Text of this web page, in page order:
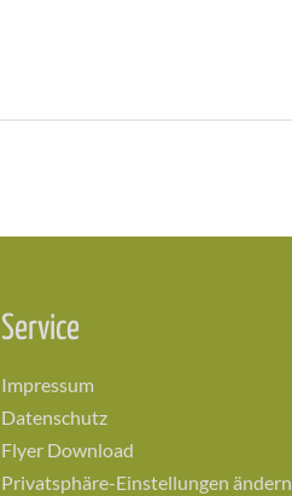
Service
Impressum
Datenschutz
Flyer Download
Privatsphäre-Einstellungen ändern